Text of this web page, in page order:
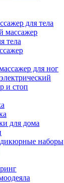
для тела
массажер
тела
для ног
и стоп
для дома
наборы